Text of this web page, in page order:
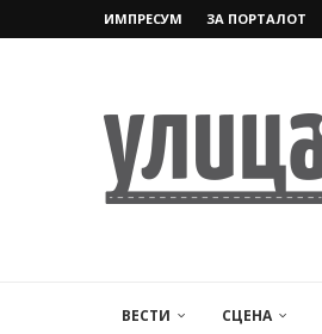
ИМПРЕСУМ ЗА ПОРТАЛОТ
ВЕСТИ СЦЕНА